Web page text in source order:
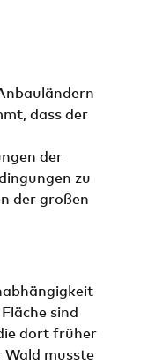
dass der
der
zu
der großen
sind
dort früher
musste